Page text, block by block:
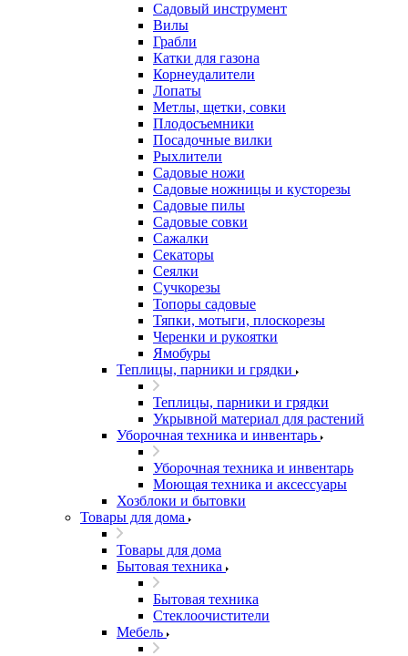
Садовый инструмент
Вилы
Грабли
Катки для газона
Корнеудалители
Лопаты
Метлы, щетки, совки
Плодосъемники
Посадочные вилки
Рыхлители
Садовые ножи
Садовые ножницы и кусторезы
Садовые пилы
Садовые совки
Сажалки
Секаторы
Сеялки
Сучкорезы
Топоры садовые
Тяпки, мотыги, плоскорезы
Черенки и рукоятки
Ямобуры
Теплицы, парники и грядки
Теплицы, парники и грядки
Укрывной материал для растений
Уборочная техника и инвентарь
Уборочная техника и инвентарь
Моющая техника и аксессуары
Хозблоки и бытовки
Товары для дома
Товары для дома
Бытовая техника
Бытовая техника
Стеклоочистители
Мебель